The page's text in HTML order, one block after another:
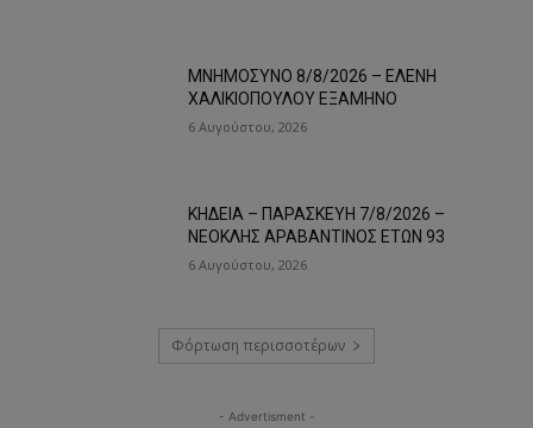
ΜΝΗΜΟΣΥΝΟ 8/8/2026 – ΕΛΕΝΗ
ΧΑΛΙΚΙΟΠΟΥΛΟΥ ΕΞΑΜΗΝΟ
6 Αυγούστου, 2026
ΚΗΔΕΙΑ – ΠΑΡΑΣΚΕΥΗ 7/8/2026 –
ΝΕΟΚΛΗΣ ΑΡΑΒΑΝΤΙΝΟΣ ΕΤΩΝ 93
6 Αυγούστου, 2026
Φόρτωση περισσοτέρων
- Advertisment -